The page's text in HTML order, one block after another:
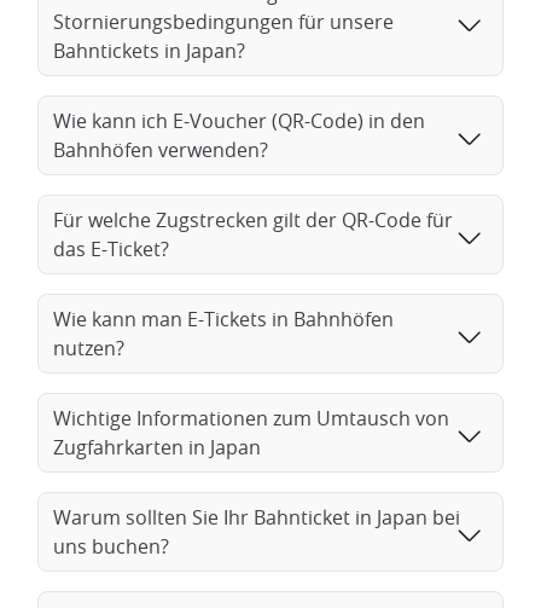
Stornierungsbedingungen für unsere
Bahntickets in Japan?
Wie kann ich E-Voucher (QR-Code) in den
Bahnhöfen verwenden?
Für welche Zugstrecken gilt der QR-Code für
das E-Ticket?
Wie kann man E-Tickets in Bahnhöfen
nutzen?
Wichtige Informationen zum Umtausch von
Zugfahrkarten in Japan
Warum sollten Sie Ihr Bahnticket in Japan bei
uns buchen?